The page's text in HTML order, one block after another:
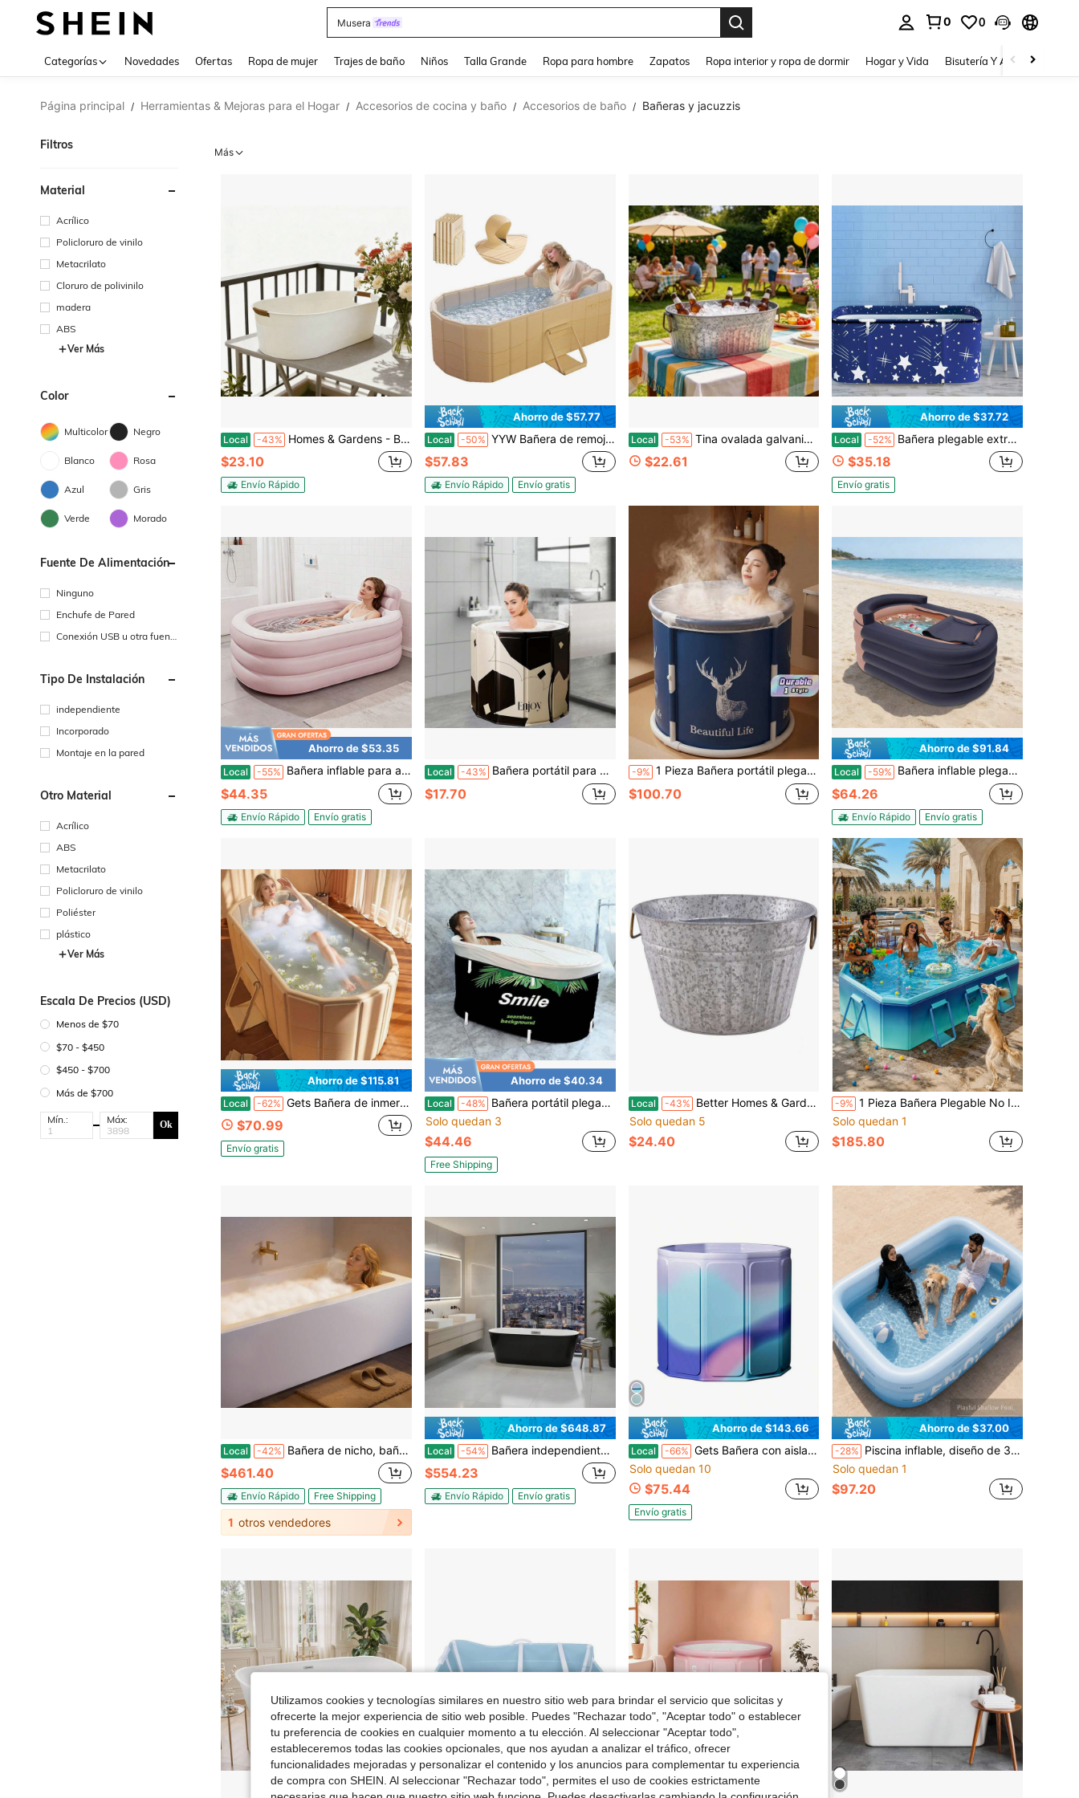
Musera 0 0
Categorías Novedades Ofertas Ropa de mujer Trajes de baño Niños Talla Grande Ropa para hombre Zapatos Ropa interior y ropa de dormir Hogar y Vida Bisutería Y Accesorios
Página principal / Herramientas & Mejoras para el Hogar / Accesorios de cocina y baño / Accesorios de baño / Bañeras y jacuzzis
Filtros
Material
Acrílico
Policloruro de vinilo
Metacrilato
Cloruro de polivinilo
madera
ABS
Ver Más
Color
Multicolor Negro
Blanco Rosa
Azul Gris
Verde Morado
Fuente De Alimentación
Ninguno
Enchufe de Pared
Conexión USB u otra fuent
Tipo De Instalación
independiente
Incorporado
Montaje en la pared
Otro Material
Acrílico
ABS
Metacrilato
Policloruro de vinilo
Poliéster
plástico
Ver Más
Escala De Precios (USD)
Menos de $70
$70 - $450
$450 - $700
Más de $700
Mín.: Máx: Ok
Más
Local -43% Homes & Gardens - Bañera ovalada mediana galvanizada de color blanco vainilla BH24100108683F9, 51,48 cm L x 28,49 cm A x 14,48 cm H
$23.10
Envío Rápido
Ahorro de $57.77
Local -50% YYW Bañera de remojo plegable para adultos, bañera de hidromasaje portátil de gran tamaño de material de PVC con aislamiento térmico, ideal para spa y relajación en el hogar para un uso cómodo
$57.83
Envío Rápido Envío gratis
Local -53% Tina ovalada galvanizada, 20.27 PULG AN X 11.22 PULG PR X 5.70 PULG AL
$22.61
Ahorro de $37.72
Local -52% Bañera plegable extra grande para adultos | Experiencia de spa de lujo, alto aislamiento térmico, resistente al calor y al frío | Ideal para espacios pequeños, uso al aire libre y en la terraza
$35.18
Envío gratis
Ahorro de $53.35
Local -55% Bañera inflable para adultos, plegable y portátil para bañarse, equipada con respaldo cómodo, hecha de materiales gruesos y duraderos, diseñada para un almacenamiento fácil y un montaje rápido, perfecta para ahorrar espacio y relajarse en la bañera en casa
$44.35
Envío Rápido Envío gratis
Local -43% Bañera portátil para adultos, bañera plegable fácil de montar (31.5"L X 26"), adecuada para viajes, camping y actividades al aire libre (Negro y Blanco, L)
$17.70
-9% 1 Pieza Bañera portátil plegable para adultos, baño de agua caliente y fría, apta para uso interior y exterior, bañera aislada independiente, bañera de ducha, accesorios de baño, herramientas de baño
$100.70
Ahorro de $91.84
Local -59% Bañera inflable plegable de PVC naranja y azul, 84 x 140 x 74 cm, piscina tipo spa, bañera portátil para adultos, capacidad de carga de 100 kg, con bomba de aire para baño doméstico y exterior.
$64.26
Envío Rápido Envío gratis
Ahorro de $115.81
Local -62% Gets Bañera de inmersión plegable para adultos, bañera de hidromasaje portátil de gran tamaño de material de PVC con aislamiento térmico, ideal para spa y relajación en el hogar para un uso cómodo
$70.99
Envío gratis
Ahorro de $40.34
Local -48% Bañera portátil plegable para adultos con aislamiento térmico, bañera de inmersión independiente, cabina de ducha, lavabo, cubo de spa utilitario amigable para espacios pequeños, apartamento, uso interior y exterior, verde
Solo quedan 3
$44.46
Free Shipping
Local -43% Better Homes & Gardens - Tina redonda galvanizada, 15 pulgadas de diámetro x 9 pulgadas de alto
Solo quedan 5
$24.40
-9% 1 Pieza Bañera Plegable No Inflable, Bañera Portátil Plegable de 70.9 Pulgadas para Adultos con Marco de Soporte Resistente, Bañera Independiente de Fácil Instalación, Bañera Plegable Ahorradora de Espacio para Baño del Hogar, Ducha, Apartamento, Baño de Spa, Baño de Hielo, Relajación
Solo quedan 1
$185.80
Local -42% Bañera de nicho, bañera de acrílico de nicho contemporánea de 60" x 30", bañera de inmersión con desagüe y orificio de rebosadero a la izquierda, bañera rectangular grande y profunda para baño con brida integral, color blanco
$461.40
Envío Rápido Free Shipping
1 otros vendedores
Ahorro de $648.87
Local -54% Bañera independiente de 59 pulgadas de acrílico para remojo, diseñada para actualizar el baño y relajarse
$554.23
Envío Rápido Envío gratis
Ahorro de $143.66
Local -66% Gets Bañera con aislamiento de PVC, color morado, para interior y exterior, con hielo y agua caliente.
Solo quedan 10
$75.44
Envío gratis
Ahorro de $37.00
-28% Piscina inflable, diseño de 3 capas, múltiples tamaños, gran capacidad, multiusos, piscina de suelo, piscina de patio, multifuncional, adecuada para jardín, fiesta, balcón, hogar, fiesta de verano, plegable, regalo
Solo quedan 1
$97.20
Utilizamos cookies y tecnologías similares en nuestro sitio web para brindar el servicio que solicitas y
ofrecerte la mejor experiencia de sitio web posible. Puedes "Rechazar todo", "Aceptar todo" o establecer
tu preferencia de cookies en cualquier momento a tu elección. Al seleccionar "Aceptar todo",
estableceremos todas las cookies opcionales, que nos ayudan a analizar el tráfico, ofrecer
funcionalidades mejoradas y personalizar el contenido y los anuncios para complementar tu experiencia
de compra con SHEIN. Al seleccionar "Rechazar todo", permites el uso de cookies estrictamente